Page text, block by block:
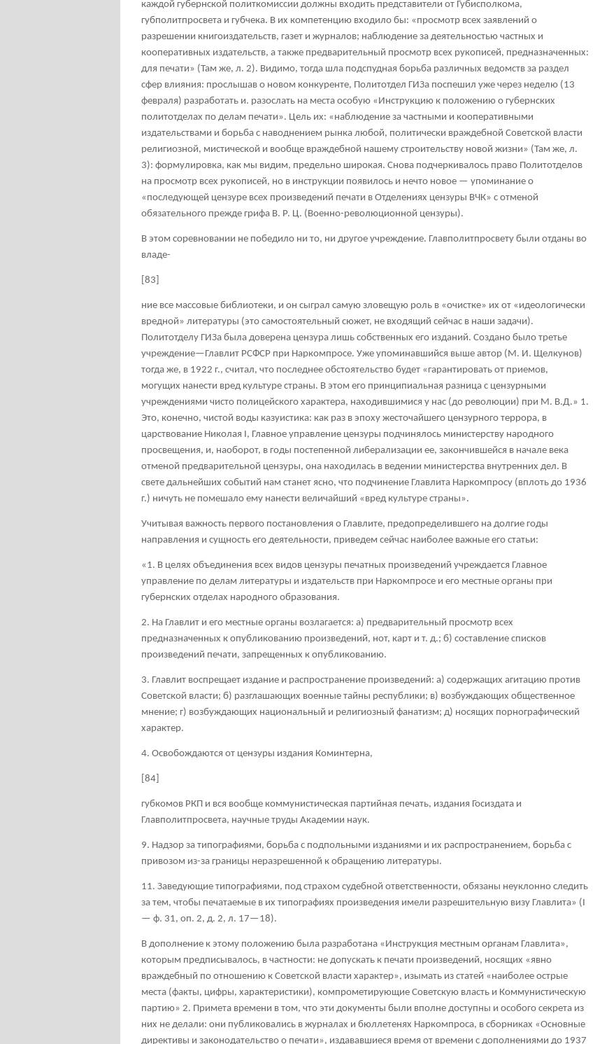
каждой губернской политкомиссии должны входить представители от Губисполкома,
губполитпросвета и губчека. В их компетенцию входило бы: «просмотр всех заявлений о
разрешении книгоиздательств, газет и журналов; наблюдение за деятельностью частных и
кооперативных издательств, а также предварительный просмотр всех рукописей, предназначенных:
для печати» (Там же, л. 2). Видимо, тогда шла подспудная борьба различных ведомств за раздел
сфер влияния: прослышав о новом конкуренте, Политотдел ГИЗа поспешил уже через неделю (13
февраля) разработать и. разослать на места особую «Инструкцию к положению о губернских
политотделах по делам печати». Цель их: «наблюдение за частными и кооперативными
издательствами и борьба с наводнением рынка любой, политически враждебной Советской власти
религиозной, мистической и вообще враждебной нашему строительству новой жизни» (Там же, л.
3): формулировка, как мы видим, предельно широкая. Снова подчеркивалось право Политотделов
на просмотр всех рукописей, но в инструкции появилось и нечто новое — упоминание о
«последующей цензуре всех произведений печати в Отделениях цензуры ВЧК» с отменой
обязательного прежде грифа В. Р. Ц. (Военно-революционной цензуры).
В этом соревновании не победило ни то, ни другое учреждение. Главполитпросвету были отданы во
владе-
[83]
ние все массовые библиотеки, и он сыграл самую зловещую роль в «очистке» их от «идеологически
вредной» литературы (это самостоятельный сюжет, не входящий сейчас в наши задачи).
Политотделу ГИЗа была доверена цензура лишь собственных его изданий. Создано было третье
учреждение—Главлит РСФСР при Наркомпросе. Уже упоминавшийся выше автор (М. И. Щелкунов)
тогда же, в 1922 г., считал, что последнее обстоятельство будет «гарантировать от приемов,
могущих нанести вред культуре страны. В этом его принципиальная разница с цензурными
учреждениями чисто полицейского характера, находившимися у нас (до революции) при М. В.Д.» 1.
Это, конечно, чистой воды казуистика: как раз в эпоху жесточайшего цензурного террора, в
царствование Николая I, Главное управление цензуры подчинялось министерству народного
просвещения, и, наоборот, в годы постепенной либерализации ее, закончившейся в начале века
отменой предварительной цензуры, она находилась в ведении министерства внутренних дел. В
свете дальнейших событий нам станет ясно, что подчинение Главлита Наркомпросу (вплоть до 1936
г.) ничуть не помешало ему нанести величайший «вред культуре страны».
Учитывая важность первого постановления о Главлите, предопределившего на долгие годы
направления и сущность его деятельности, приведем сейчас наиболее важные его статьи:
«1. В целях объединения всех видов цензуры печатных произведений учреждается Главное
управление по делам литературы и издательств при Наркомпросе и его местные органы при
губернских отделах народного образования.
2. На Главлит и его местные органы возлагается: а) предварительный просмотр всех
предназначенных к опубликованию произведений, нот, карт и т. д.; б) составление списков
произведений печати, запрещенных к опубликованию.
3. Главлит воспрещает издание и распространение произведений: а) содержащих агитацию против
Советской власти; б) разглашающих военные тайны республики; в) возбуждающих общественное
мнение; г) возбуждающих национальный и религиозный фанатизм; д) носящих порнографический
характер.
4. Освобождаются от цензуры издания Коминтерна,
[84]
губкомов РКП и вся вообще коммунистическая партийная печать, издания Госиздата и
Главполитпросвета, научные труды Академии наук.
9. Надзор за типографиями, борьба с подпольными изданиями и их распространением, борьба с
привозом из-за границы неразрешенной к обращению литературы.
11. Заведующие типографиями, под страхом судебной ответственности, обязаны неуклонно следить
за тем, чтобы печатаемые в их типографиях произведения имели разрешительную визу Главлита» (I
— ф. 31, оп. 2, д. 2, л. 17—18).
В дополнение к этому положению была разработана «Инструкция местным органам Главлита»,
которым предписывалось, в частности: не допускать к печати произведений, носящих «явно
враждебный по отношению к Советской власти характер», изымать из статей «наиболее острые
места (факты, цифры, характеристики), компрометирующие Советскую власть и Коммунистическую
партию» 2. Примета времени в том, что эти документы были вполне доступны и особого секрета из
них не делали: они публиковались в журналах и бюллетенях Наркомпроса, в сборниках «Основные
директивы и законодательство о печати», издававшиеся время от времени с дополнениями до 1937